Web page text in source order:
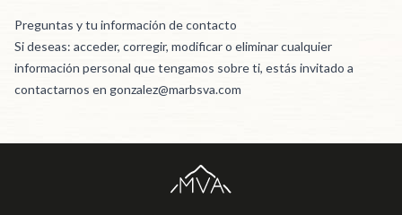
Preguntas y tu información de contacto
Si deseas: acceder, corregir, modificar o eliminar cualquier
información personal que tengamos sobre ti, estás invitado a
contactarnos en gonzalez@marbsva.com